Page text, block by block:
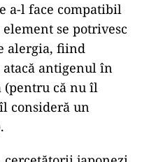
a-l face compatibil
se potrivesc
alergia, fiind
antigenul în
(pentru că nu îl
consideră un